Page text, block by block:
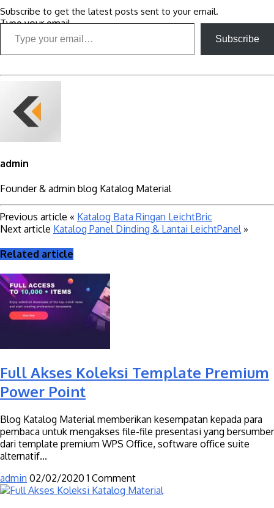
Subscribe to get the latest posts sent to your email.
Type your email…
Subscribe
admin
Founder & admin blog Katalog Material
Previous article « Katalog Bata Ringan LeichtBric
Next article Katalog Panel Dinding & Lantai LeichtPanel»
Related article
Full Akses Koleksi Template Premium
Power Point
Blog Katalog Material memberikan kesempatan kepada para
pembaca untuk mengakses file-file presentasi yang bersumber
dari template premium WPS Office, software office suite
alternatif...
admin 02/02/2020 1 Comment